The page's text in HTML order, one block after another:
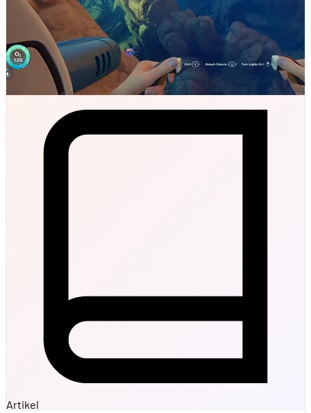
Artikel